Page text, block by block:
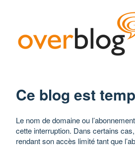
Ce blog est
Le nom de domaine ou
cette interruption. Dans certains
rendant son accès limité tant que